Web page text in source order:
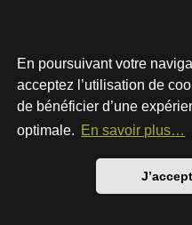
En poursuivant votre
acceptez l’utilisation de
de bénéficier d’une
optimale. En savoir plus…
Développé parphpBB®
Style par
Traduction